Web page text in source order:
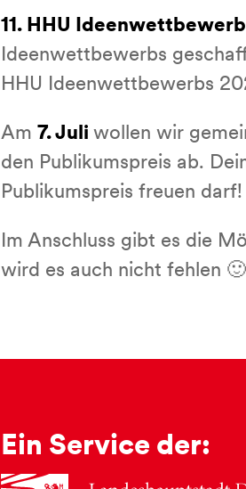
11. HHU
Ideenwettbewerbs
HHU Ideenwettbewerbs
Am 7. Juli wollen wir
den Publikumspreis ab.
Publikumspreis freuen darf!
Im Anschluss gibt es die
wird es auch nicht fehlen 🙂
Ein Service der: